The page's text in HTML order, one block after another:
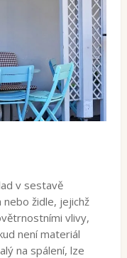
v sestavě
židle, jejichž
vlivy,
není materiál
na spálení, lze